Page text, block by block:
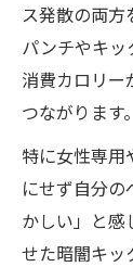
ス発散の両方
パンチやキッ
消費カロリー
つながります。
特に女性専用
にせず自分
かしい」と感
せた暗闇キッ